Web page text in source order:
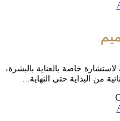
خاصة بالعناية بالبشرة،
من البداية حتى النهاية...